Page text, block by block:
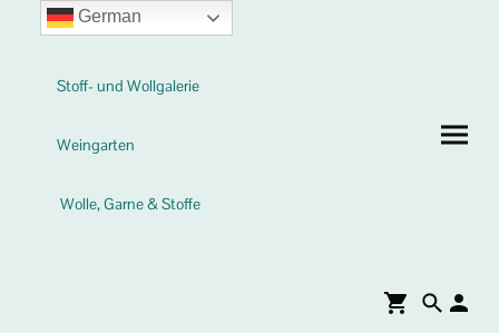
Stoff- und Wollgalerie
Weingarten
Wolle, Garne & Stoffe
German